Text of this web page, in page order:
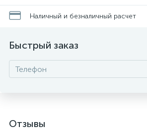
Наличный и безналичный расчет
Быстрый заказ
Отзывы